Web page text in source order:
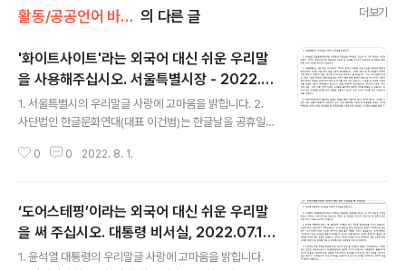
활동/공공언어 바로잡기 활동 의 다른 글 더보기
'화이트사이트'라는 외국어 대신 쉬운 우리말
을 사용해주십시오. 서울특별시장 - 2022.0
8.01.
1. 서울특별시의 우리말글 사랑에 고마움을 밝힙니다. 2.
사단법인 한글문화연대(대표 이건범)는 한글날을 공휴일로
는 믿음으로 국민의 알 권리를 지키고자 공공기관 및 언론
도심을 유연하게 복합개발하겠다는 오세훈 서울시장의 말
을 인용해 보도했습니다. 그런데 보도자료 중 국민들이 단
번에 어떤 말인지 이해하기 힘든 ‘화이트사이트’라는 외국
어가 들어있습니다. 이는 국어기본법 제14조 1항의 ‘공공
0 0 2022. 8. 1.
‘도어스테핑’이라는 외국어 대신 쉬운 우리말
을 써 주십시오. 대통령 비서실, 2022.07.1
8.
1. 윤석열 대통령의 우리말글 사랑에 고마움을 밝힙니다.